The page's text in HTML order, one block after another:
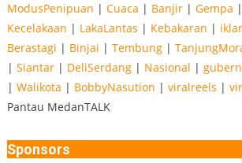
ModusPenipuan | Cuaca | Banjir| Gempa |
Kecelakaan | LakaLantas | Kebakaran |
Berastagi | Binjai | Tembung|
| Siantar| DeliSerdang| Nasional |
| Walikota | BobbyNasution | viralreels |
Pantau MedanTALK
Sponsors